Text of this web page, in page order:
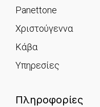
Panettone
Χριστούγεννα
Κάβα
Υπηρεσίες
Πληροφορίες